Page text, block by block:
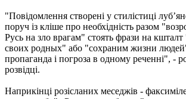
"Повідомлення створені у стилістиці
поруч із кліше про необхідність разом
Русь на зло врагам" стоять фрази на кшталт
своих родных" або "сохраним жизни
пропаганда і погроза в одному реченні", -
розвідці.
Наприкінці розісланих меседжів -